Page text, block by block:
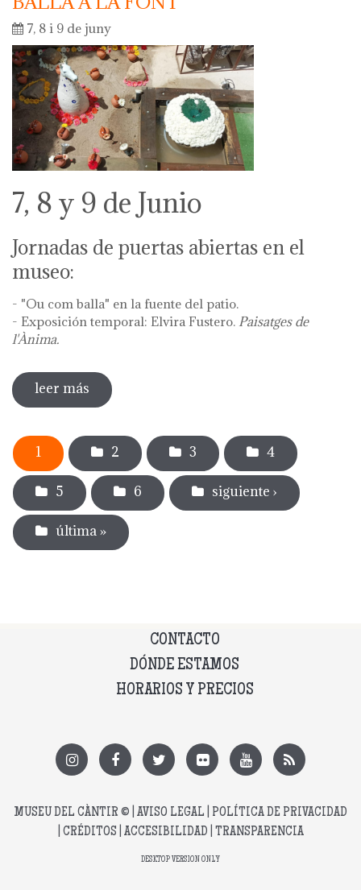
7, 8 i 9 de juny
7, 8 y 9 de Junio
Jornadas de puertas abiertas en el
museo:
- "Ou com balla" en la fuente del patio.
- Exposición temporal: Elvira Fustero. Paisatges de
l'Ànima.
leer más sobre diada de la flor - l'ou com balla a la
font
Páginas
1 2 3 4
5 6 siguiente ›
última »
CONTACTO
DÓNDE ESTAMOS
HORARIOS Y PRECIOS
MUSEU DEL CÀNTIR © | AVISO LEGAL
POLÍTICA DE PRIVACIDAD
CRÉDITOS ACCESIBILIDAD TRANSPARENCIA
DESKTOP VERSION ONLY